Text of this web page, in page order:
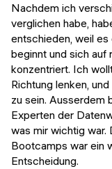
Nachdem ich
verglichen habe,
entschieden, weil es
beginnt und sich auf
konzentriert. Ich
Richtung lenken,
zu sein. Ausserdem
Experten der
was mir wichtig war.
Bootcamps war ein
Entscheidung.